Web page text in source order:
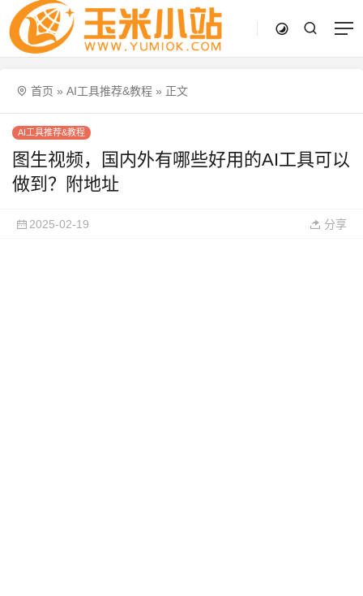
首页 » AI工具推荐&教程 » 正文
AI工具推荐&教程
图生视频，国内外有哪些好用的AI工具可以
做到？附地址
2025-02-19 分享